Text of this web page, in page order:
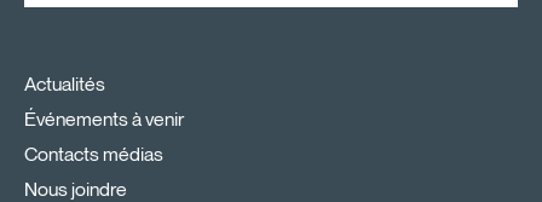
Actualités
Événements à venir
Contacts médias
Nous joindre